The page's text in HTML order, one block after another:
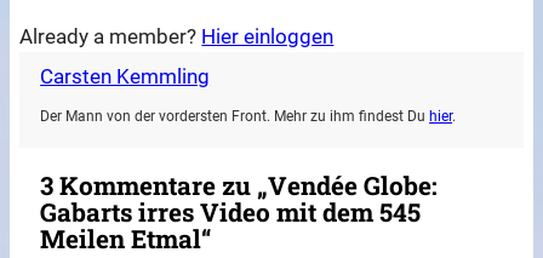
Already a member? Hier einloggen
Carsten Kemmling
Der Mann von der vordersten Front. Mehr zu ihm findest Du hier.
3 Kommentare zu „Vendée Globe:
Gabarts irres Video mit dem 545
Meilen Etmal“